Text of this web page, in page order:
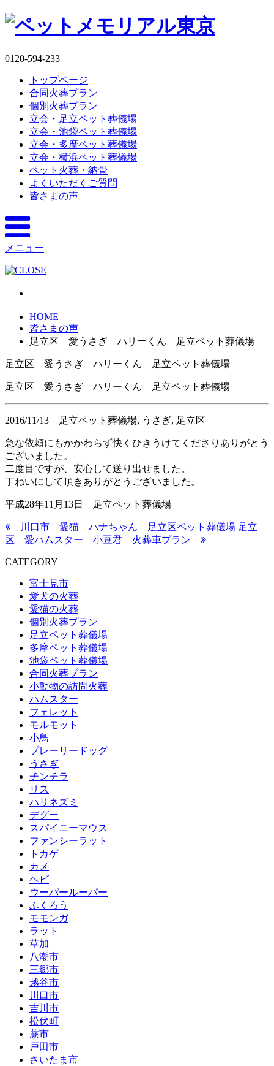
0120-594-233
トップページ
合同火葬プラン
個別火葬プラン
立会・足立ペット葬儀場
立会・池袋ペット葬儀場
立会・多摩ペット葬儀場
立会・横浜ペット葬儀場
ペット火葬・納骨
よくいただくご質問
皆さまの声
メニュー
HOME
皆さまの声
足立区 愛うさぎ ハリーくん 足立ペット葬儀場
足立区 愛うさぎ ハリーくん 足立ペット葬儀場
足立区 愛うさぎ ハリーくん 足立ペット葬儀場
2016/11/13 足立ペット葬儀場, うさぎ, 足立区
急な依頼にもかかわらず快くひきうけてくださりありがとう
ございました。
二度目ですが、安心して送り出せました。
丁ねいにして頂きありがとうございました。
平成28年11月13日 足立ペット葬儀場
川口市 愛猫 ハナちゃん 足立区ペット葬儀場 足立
区 愛ハムスター 小豆君 火葬車プラン
CATEGORY
富士見市
愛犬の火葬
愛猫の火葬
個別火葬プラン
足立ペット葬儀場
多摩ペット葬儀場
池袋ペット葬儀場
合同火葬プラン
小動物の訪問火葬
ハムスター
フェレット
モルモット
小鳥
プレーリードッグ
うさぎ
チンチラ
リス
ハリネズミ
デグー
スパイニーマウス
ファンシーラット
トカゲ
カメ
ヘビ
ウーパールーパー
ふくろう
モモンガ
ラット
草加
八潮市
三郷市
越谷市
川口市
吉川市
松伏町
蕨市
戸田市
さいたま市